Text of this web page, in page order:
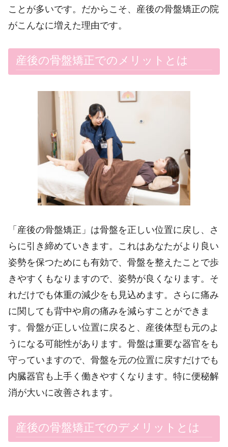
ことが多いです。だからこそ、産後の骨盤矯正の院
がこんなに増えた理由です。
産後の骨盤矯正でのメリットとは
「産後の骨盤矯正」は骨盤を正しい位置に戻し、さ
らに引き締めていきます。これはあなたがより良い
姿勢を保つためにも有効で、骨盤を整えたことで歩
きやすくもなりますので、姿勢が良くなります。そ
れだけでも体重の減少をも見込めます。さらに痛み
に関しても背中や肩の痛みを減らすことができま
す。骨盤が正しい位置に戻ると、産後体型も元のよ
うになる可能性があります。骨盤は重要な器官をも
守っていますので、骨盤を元の位置に戻すだけでも
内臓器官も上手く働きやすくなります。特に便秘解
消が大いに改善されます。
産後の骨盤矯正でのデメリットとは